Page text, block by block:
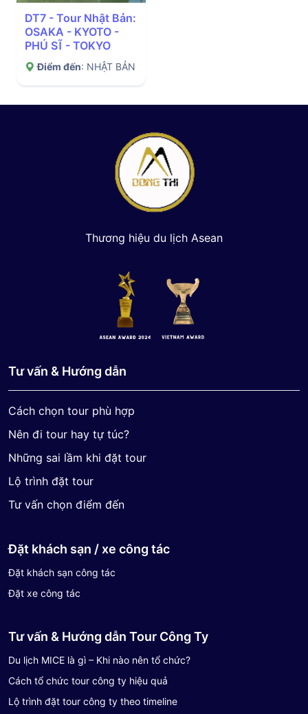
DT7 - Tour Nhật Bản:
OSAKA - KYOTO -
PHÚ SĨ - TOKYO
Điểm đến: NHẬT BẢN
Thương hiệu du lịch Asean
Tư vấn & Hướng dẫn
Cách chọn tour phù hợp
Nên đi tour hay tự túc?
Những sai lầm khi đặt tour
Lộ trình đặt tour
Tư vấn chọn điểm đến
Đặt khách sạn / xe công tác
Đặt khách sạn công tác
Đặt xe công tác
Tư vấn & Hướng dẫn Tour Công Ty
Du lịch MICE là gì – Khi nào nên tổ chức?
Cách tổ chức tour công ty hiệu quả
Lộ trình đặt tour công ty theo timeline